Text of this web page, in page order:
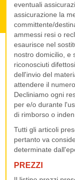
eventuali
assicurazione la
committente/
ammessi resi o
esaurisce nel
nostro domicilio, e
riconosciuti
dell'invio del
attendere il
Decliniamo ogni
per e/o durante
di rimborso o
Tutti gli articoli
pertanto va
determinate
PREZZI